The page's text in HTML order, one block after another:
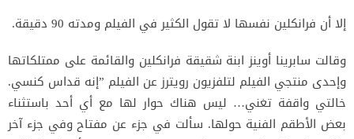
إلا أن فرانكلين نفسها لا تقول الكثير في الفيلم ومدته 90 دقيقة.
وقالت سابرينا أوينز ابنة شقيقة فرانكلين والقائمة على ممتلكاتها
وإحدى منتجي الفيلم لتلفزيون رويترز عن الفيلم ”إنه قداس كنسي.
خالتي واقفة تغني… ليس هناك حوار لها مع أي أحد باستثناء
بعض الأطقم الفنية حولها. سألت في جزء عن مفتاح وفي جزء آخر